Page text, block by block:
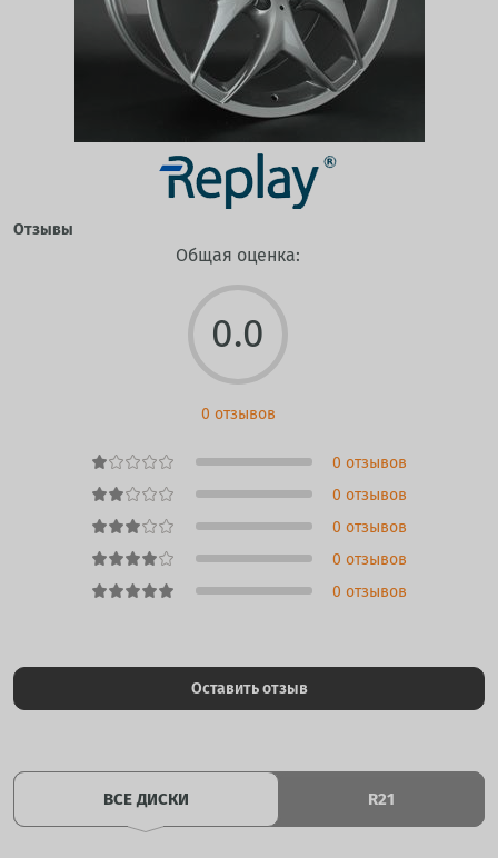
Отзывы
Общая оценка:
0.0
0 отзывов
0 отзывов
0 отзывов
0 отзывов
0 отзывов
0 отзывов
Оставить отзыв
ВСЕ ДИСКИ R21